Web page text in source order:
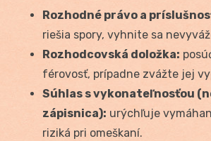
Rozhodné právo a
riešia spory, vyhnite sa
Rozhodcovská doložka:
férovosť, prípadne zvážte jej
Súhlas s vykonateľnosťou
zápisnica): urýchľuje
riziká pri omeškaní.